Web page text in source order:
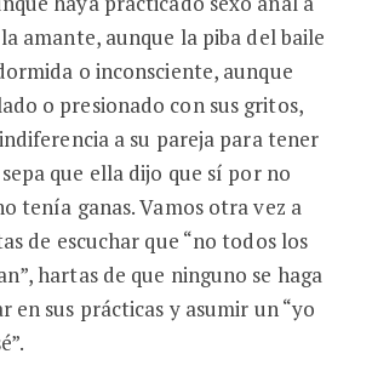
amante, aunque la piba del baile
o inconsciente, aunque
o presionado con sus gritos,
a su pareja para tener
que ella dijo que sí por no
tenía ganas. Vamos otra vez a
de escuchar que “no todos los
hartas de que ninguno se haga
en sus prácticas y asumir un “yo